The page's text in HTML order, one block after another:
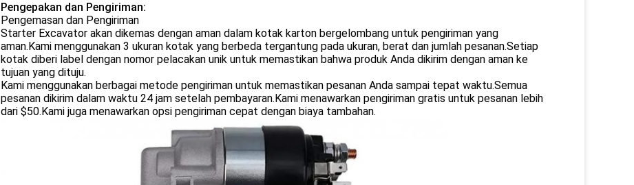
Pengepakan dan Pengiriman:
Pengemasan dan Pengiriman
Starter Excavator akan dikemas dengan aman dalam kotak karton bergelombang untuk pengiriman yang
aman.Kami menggunakan 3 ukuran kotak yang berbeda tergantung pada ukuran, berat dan jumlah pesanan.Setiap
kotak diberi label dengan nomor pelacakan unik untuk memastikan bahwa produk Anda dikirim dengan aman ke
tujuan yang dituju.
Kami menggunakan berbagai metode pengiriman untuk memastikan pesanan Anda sampai tepat waktu.Semua
pesanan dikirim dalam waktu 24 jam setelah pembayaran.Kami menawarkan pengiriman gratis untuk pesanan lebih
dari $50.Kami juga menawarkan opsi pengiriman cepat dengan biaya tambahan.